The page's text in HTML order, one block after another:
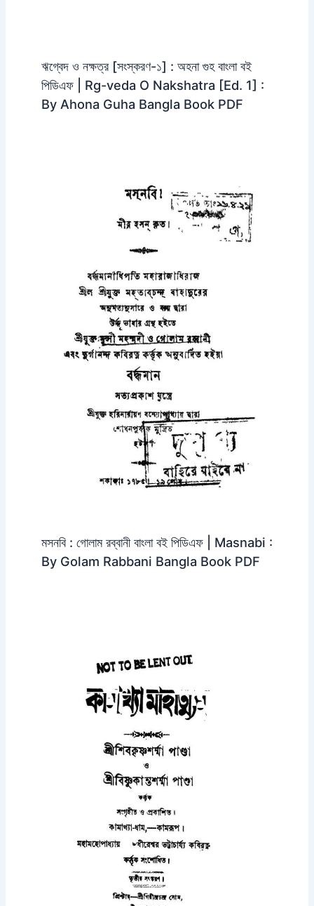
ঋগ্বেদ ও নক্ষত্র [সংস্করণ-১] : অহনা গুহ বাংলা বই
পিডিএফ | Rg-veda O Nakshatra [Ed. 1] :
By Ahona Guha Bangla Book PDF
মসনবি : গোলাম রব্বানী বাংলা বই পিডিএফ | Masnabi :
By Golam Rabbani Bangla Book PDF